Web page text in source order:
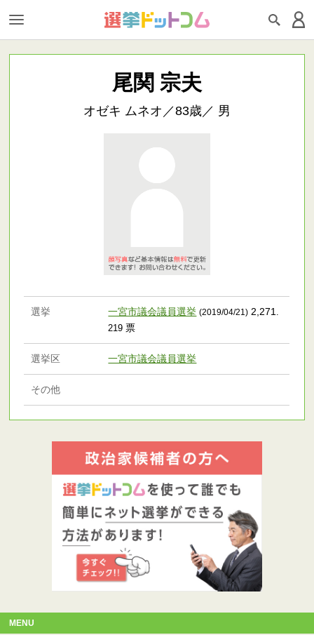
尾関 宗夫
オゼキ ムネオ／83歳／ 男
選挙 一宮市議会議員選挙 (2019/04/21) 2,271 .
219 票
選挙区 一宮市議会議員選挙
その他
MENU